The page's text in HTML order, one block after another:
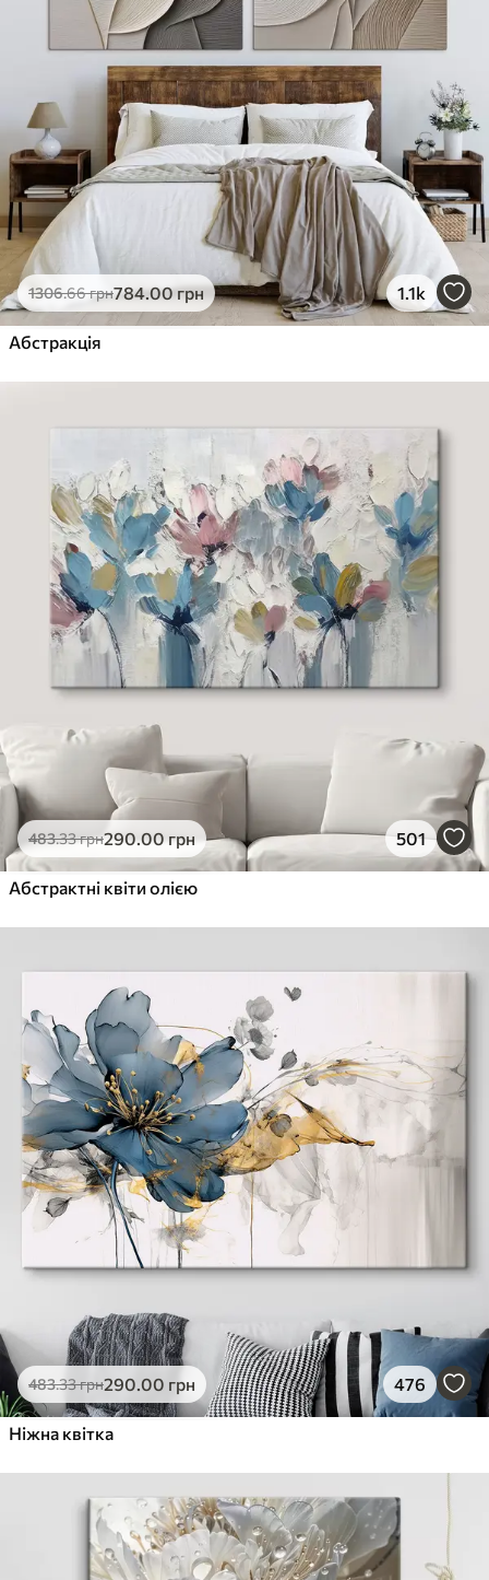
1306.66грн784.00грн 1.1k
Абстракція
483.33грн290.00грн 501
Абстрактні квіти олією
483.33грн290.00 грн 476
Ніжна квітка